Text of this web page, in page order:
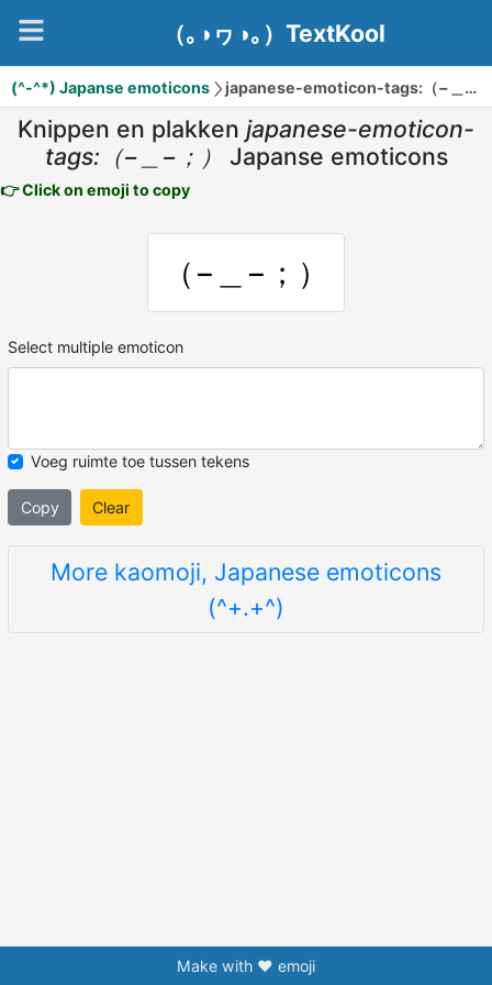
（｡◑ヮ◑｡）TextKool
(^-^*) Japanse emoticons japanese-emoticon-tags:（−＿−；）
Knippen en plakken japanese-emoticon-
tags:（−＿−；）
Japanse emoticons
👉 Click on emoji to copy
（−＿−；）
Select multiple emoticon
Voeg ruimte toe tussen tekens
Copy Clear
More kaomoji, Japanese emoticons
(^+.+^)
Make with ❤️ emoji